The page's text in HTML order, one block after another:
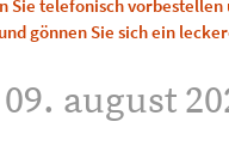
Sie telefonisch
gönnen Sie sich ein
august